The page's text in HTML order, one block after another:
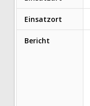
Einsatzort
Bericht